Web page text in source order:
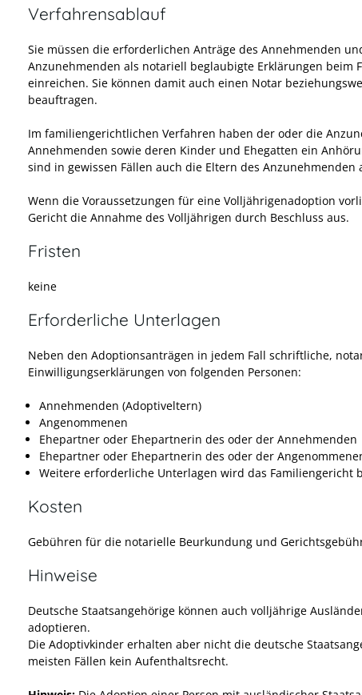
Verfahrensablauf
Sie müssen die erforderlichen Anträge des Annehmenden
Anzunehmenden als notariell beglaubigte Erklärungen beim
einreichen. Sie können damit auch einen Notar
beauftragen.
Im familiengerichtlichen Verfahren haben der oder die
Annehmenden sowie deren Kinder und Ehegatten ein
sind in gewissen Fällen auch die Eltern des Anzunehmenden
Wenn die Voraussetzungen für eine Volljährigenadoption
Gericht die Annahme des Volljährigen durch Beschluss aus.
Fristen
keine
Erforderliche Unterlagen
Neben den Adoptionsanträgen in jedem Fall schriftliche,
Einwilligungserklärungen von folgenden Personen:
Annehmenden (Adoptiveltern)
Angenommenen
Ehepartner oder Ehepartnerin des oder der Annehmenden
Ehepartner oder Ehepartnerin des oder der
Weitere erforderliche Unterlagen wird das Familiengericht
Kosten
Gebühren für die notarielle Beurkundung und
Hinweise
Deutsche Staatsangehörige können auch volljährige
adoptieren.
Die Adoptivkinder erhalten aber nicht die deutsche
meisten Fällen kein Aufenthaltsrecht.